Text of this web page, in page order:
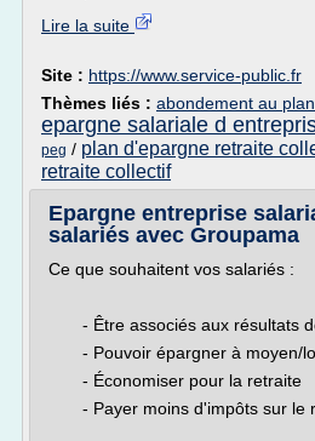
Lire la suite
Site : https://www.service-public.fr
Thèmes liés : abondement au
epargne salariale d
peg / plan d'epargne retraite
retraite collectif
Epargne entreprise
salariés avec Groupama
Ce que souhaitent vos salariés :
- Être associés aux résultats
- Pouvoir épargner à moyen/
- Économiser pour la retraite
- Payer moins d'impôts sur le